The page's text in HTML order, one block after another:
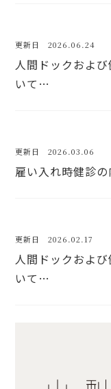
更新日 2026.06.24
人間ドックおよ
いて…
更新日 2026.03.06
雇い入れ時健診
更新日 2026.02.17
人間ドックおよ
いて…